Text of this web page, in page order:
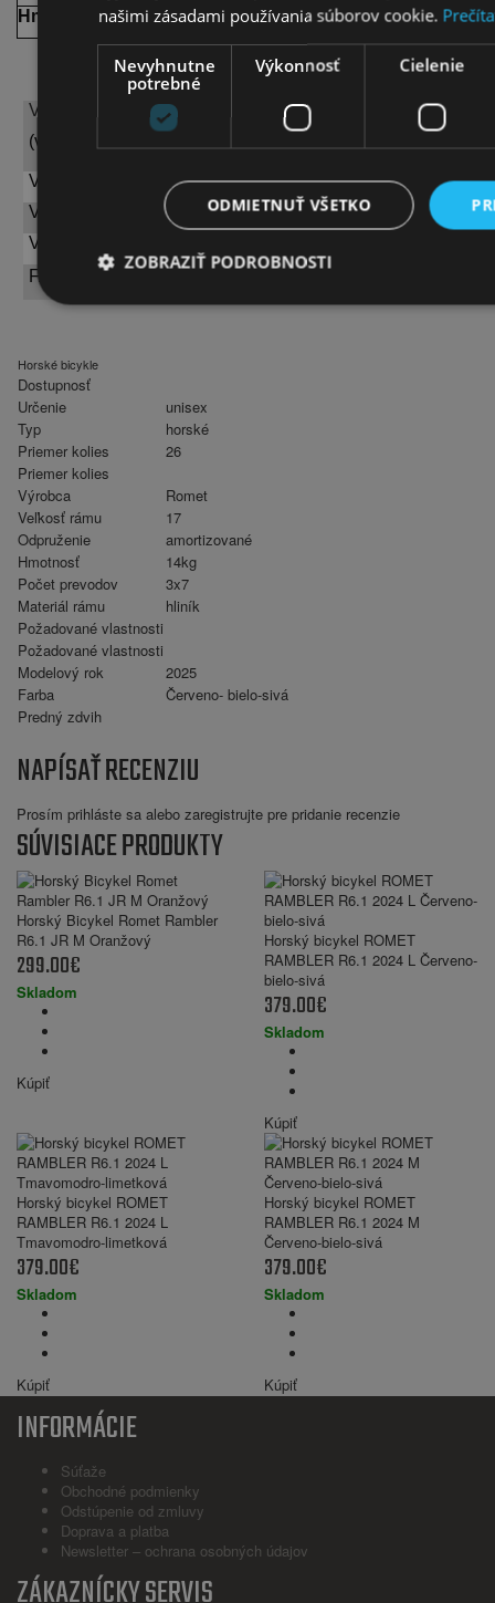
Hmotnosť:
VEĽKOSTNÁ TABUĽKA:
(výška v cm)
Od 160 cm do 170 cm
VEĽKOSŤ RÁMU:
17
VEĽKOSŤ KOLESA:
26“
VHODNÉ PRE POHLAVIE:
FARBA:
Horské bicykle
Dostupnosť
Určenie
unisex
Typ
horské
Priemer kolies
26
Priemer kolies
Výrobca
Romet
Veľkosť rámu
17
Odpruženie
amortizované
Hmotnosť
14kg
Počet prevodov
3x7
Materiál rámu
hliník
Požadované vlastnosti
Požadované vlastnosti
Modelový rok
2025
Farba
Červeno- bielo-sivá
Predný zdvih
NAPÍSAŤ RECENZIU
Prosím prihláste sa alebo zaregistrujte pre pridanie recenzie
SÚVISIACE PRODUKTY
Horský Bicykel Romet Rambler
R6.1 JR M Oranžový
299.00€
Skladom
Kúpiť
Horský bicykel ROMET
RAMBLER R6.1 2024 L Červeno-
bielo-sivá
379.00€
Skladom
Kúpiť
Horský bicykel ROMET
RAMBLER R6.1 2024 L
Tmavomodro-limetková
379.00€
Skladom
Kúpiť
Horský bicykel ROMET
RAMBLER R6.1 2024 M
Červeno-bielo-sivá
379.00€
Skladom
Kúpiť
INFORMÁCIE
Súťaže
Obchodné podmienky
Odstúpenie od zmluvy
Doprava a platba
Newsletter – ochrana osobných údajov
našimi zásadami používania súborov cookie.
Nevyhnutne
potrebné
Výkonnosť Cielenie
ODMIETNUŤ VŠETKO
ZOBRAZIŤ PODROBNOSTI